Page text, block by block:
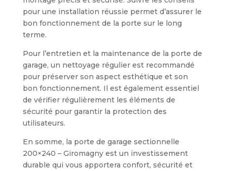
pour une installation réussie permet d’assurer le
bon fonctionnement de la porte sur le long
terme.
Pour l’entretien et la maintenance de la porte de
garage, un nettoyage régulier est recommandé
pour préserver son aspect esthétique et son
bon fonctionnement. Il est également essentiel
de vérifier régulièrement les éléments de
sécurité pour garantir la protection des
utilisateurs.
En somme, la porte de garage sectionnelle
200×240 – Giromagny est un investissement
durable qui vous apportera confort, sécurité et